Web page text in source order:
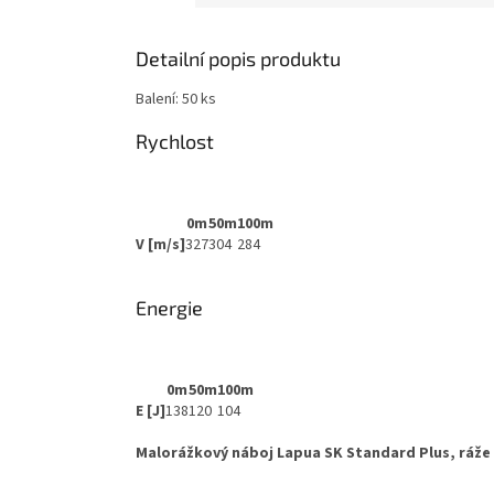
Detailní popis produktu
Balení: 50 ks
Rychlost
0m50m100m
V [m/s]327304 284
Energie
0m50m100m
E [J]138120 104
Malorážkový náboj Lapua SK Standard Plus, ráže